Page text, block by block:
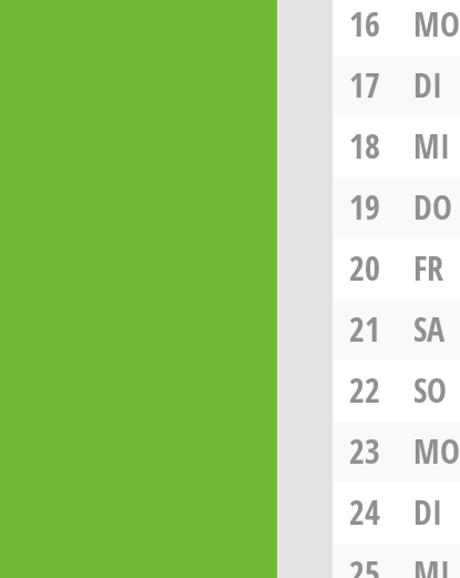
16
MO
17
DI
18
MI
19
DO
20
FR
21
SA
22
SO
23
MO
24
DI